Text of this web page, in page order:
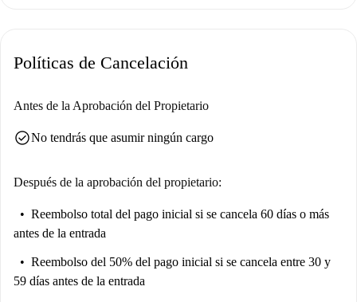
se incluyen el Miradouro De Santa Simonetta, Lascia e Prendi di
Darsena y Porta Ticinese Medievale también se encuentran cerca,
Políticas de Cancelación
Antes de la Aprobación del Propietario
check_circleNo tendrás que asumir ningún cargo
Después de la aprobación del propietario:
Reembolso total del pago inicial si se cancela 60 días o más
antes de la entrada
Reembolso del 50% del pago inicial si se cancela entre 30 y
59 días antes de la entrada